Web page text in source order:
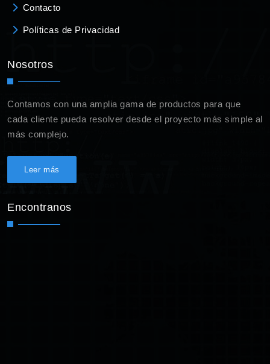
Contacto
Políticas de Privacidad
Nosotros
Contamos con una amplia gama de productos para que
cada cliente pueda resolver desde el proyecto más simple al
más complejo.
Leer más
Encontranos